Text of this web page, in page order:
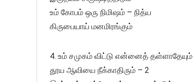
உம் கோபம் ஒரு நிமிஷம் – நித்ய
கிருபையாய் மனமிரங்கும்
4. உம் சமுகம் விட்டு என்னைத் தள்ளாதேயும்
தூய ஆவியை நீக்காதிரும் – 2